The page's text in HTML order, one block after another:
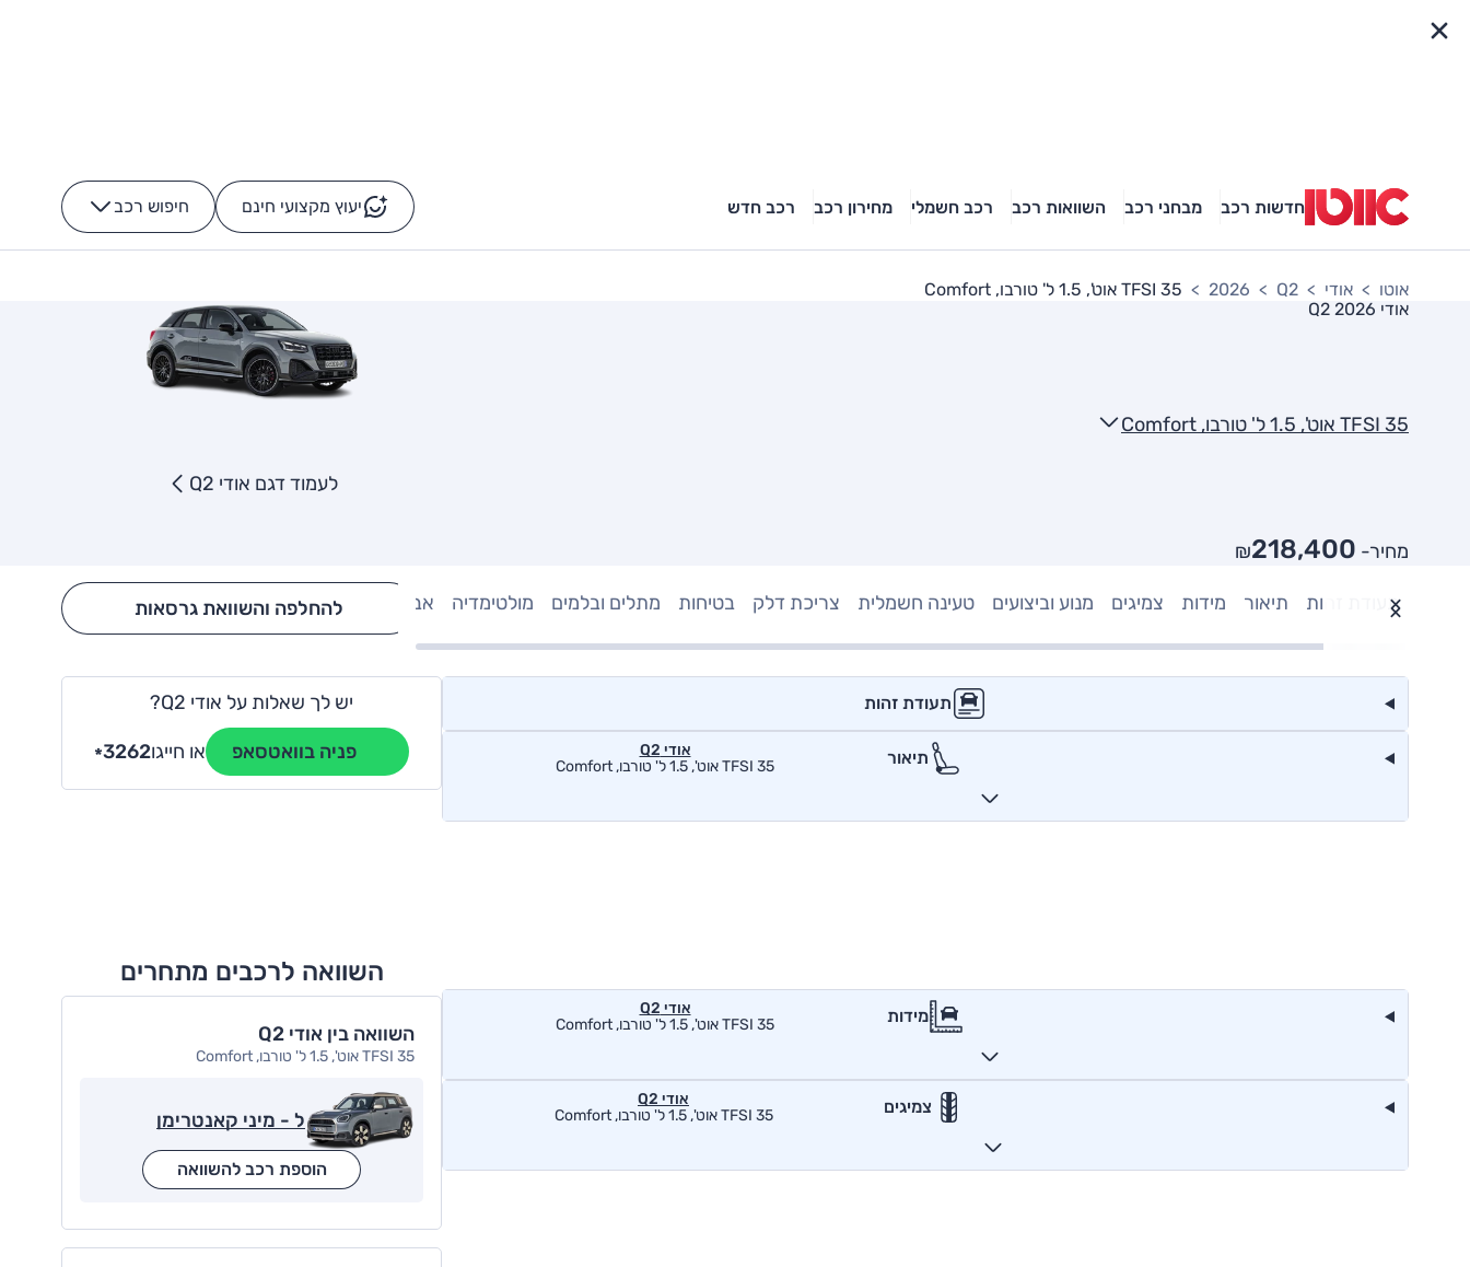
חדשות רכב מבחני רכב השוואות רכב רכב חשמלי מחירון רכב רכב חדש יעוץ מקצועי חינם חיפוש רכב -
אוטו אודי Q2
2026
35 TFSI אוט', 1.5 ל' טורבו, Comfort
אודי Q2 2026
35 TFSI אוט', 1.5 ל' טורבו, Comfort
מחיר- ₪ 218,400
לעמוד דגם אודי Q2
תעודת זהות תיאור מידות צמיגים מנוע וביצועים טעינה חשמלית צריכת דלק בטיחות מתלים ובלמים מולטימדיה אבזור Hide config section
להחלפה והשוואת גרסאות
תעודת זהות
תיאור
אודי Q2
35 TFSI אוט', 1.5 ל' טורבו, Comfort
מידות
אודי Q2
35 TFSI אוט', 1.5 ל' טורבו, Comfort
צמיגים
אודי Q2
35 TFSI אוט', 1.5 ל' טורבו, Comfort
יש לך שאלות על אודי Q2?
פניה בוואטסאפ או חייגו *3262
השוואה לרכבים מתחרים
השוואה בין אודי Q2
35 TFSI אוט', 1.5 ל' טורבו, Comfort
ל - מיני קאנטרימן
הוספת רכב להשוואה